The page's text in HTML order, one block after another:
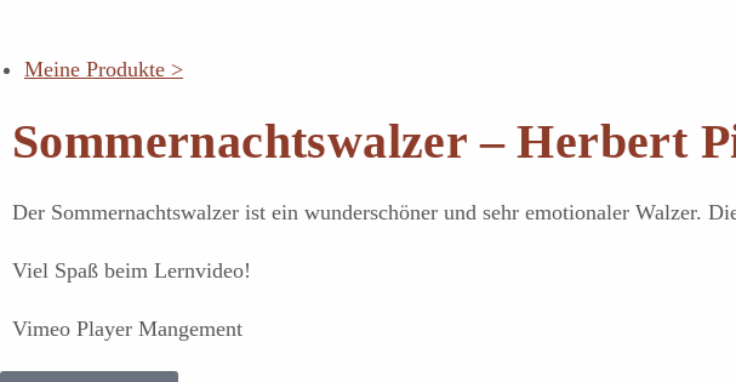
Meine Produkte >
Sommernachtswalzer – Herbert
Der Sommernachtswalzer ist ein wunderschöner und sehr emotionaler Walzer.
Viel Spaß beim Lernvideo!
Vimeo Player Mangement